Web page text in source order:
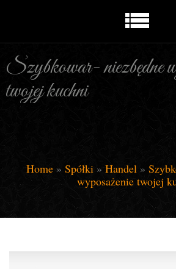
Szybkowar- niezbędne
twojej kuchni
Home » Spółki » Handel »
wyposażenie twojej